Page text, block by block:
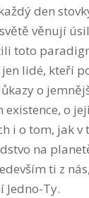
den
věnují
toto
lidé, kteří
o
existence, o
i o tom, jak v
na
ti z
Jedno-Ty.